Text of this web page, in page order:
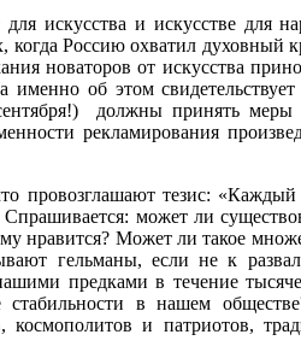
искусства и искусстве для
Россию охватил духовный
новаторов от искусства
именно об этом
должны принять меры
рекламирования
провозглашают тезис:
может ли
нравится? Может ли такое
гельманы, если не к
предками в течение
стабильности в нашем
и патриотов,